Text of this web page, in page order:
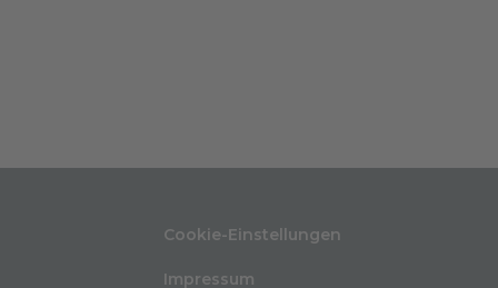
Cookie-Einstellungen
Impressum